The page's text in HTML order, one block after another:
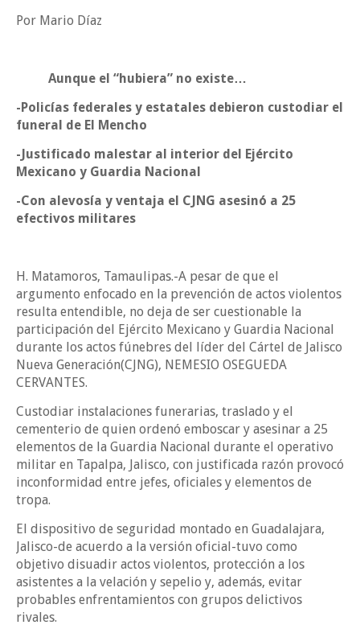
Por Mario Díaz
Aunque el “hubiera” no existe…
-Policías federales y estatales debieron custodiar el
funeral de El Mencho
-Justificado malestar al interior del Ejército
Mexicano y Guardia Nacional
-Con alevosía y ventaja el CJNG asesinó a 25
efectivos militares
H. Matamoros, Tamaulipas.-A pesar de que el
argumento enfocado en la prevención de actos violentos
resulta entendible, no deja de ser cuestionable la
participación del Ejército Mexicano y Guardia Nacional
durante los actos fúnebres del líder del Cártel de Jalisco
Nueva Generación(CJNG), NEMESIO OSEGUEDA
CERVANTES.
Custodiar instalaciones funerarias, traslado y el
cementerio de quien ordenó emboscar y asesinar a 25
elementos de la Guardia Nacional durante el operativo
militar en Tapalpa, Jalisco, con justificada razón provocó
inconformidad entre jefes, oficiales y elementos de
tropa.
El dispositivo de seguridad montado en Guadalajara,
Jalisco-de acuerdo a la versión oficial-tuvo como
objetivo disuadir actos violentos, protección a los
asistentes a la velación y sepelio y, además, evitar
probables enfrentamientos con grupos delictivos
rivales.